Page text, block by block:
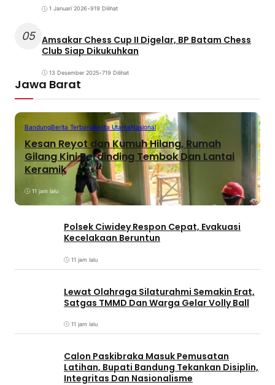
1 Januari 2026•919 Dilihat
05 Amsakar Chess Cup II Digelar, BP Batam Chess
Club Siap Dikukuhkan
13 Desember 2025•719 Dilihat
Jawa Barat
BandungBerita TerbaruBerita UtamaNasional
Kesan Reyot dan Kumuh Hilang, Rumah
Gilang Kini Berdinding Tembok Dan Lantai
Keramik
11 jam lalu
Polsek Ciwidey Respon Cepat, Evakuasi
Kecelakaan Beruntun
11 jam lalu
Lewat Olahraga Silaturahmi Semakin Erat,
Satgas TMMD Dan Warga Gelar Volly Ball
11 jam lalu
Calon Paskibraka Masuk Pemusatan
Latihan, Bupati Bandung Tekankan Disiplin,
Integritas Dan Nasionalisme